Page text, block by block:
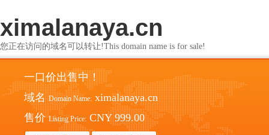
ximalanaya.cn
您正在访问的域名可以转让!This domain name is for sale!
一口价出售中！
域名 Domain Name: ximalanaya.cn
售价 Listing Price: CNY 999.00